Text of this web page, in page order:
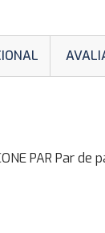
CONE PAR